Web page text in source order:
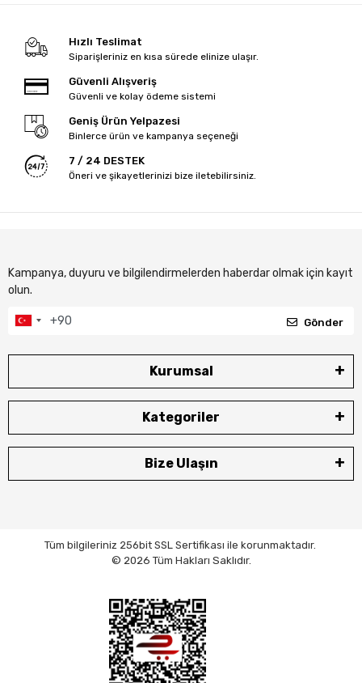
Hızlı Teslimat
Siparişleriniz en kısa sürede elinize ulaşır.
Güvenli Alışveriş
Güvenli ve kolay ödeme sistemi
Geniş Ürün Yelpazesi
Binlerce ürün ve kampanya seçeneği
7 / 24 DESTEK
Öneri ve şikayetlerinizi bize iletebilirsiniz.
Kampanya, duyuru ve bilgilendirmelerden haberdar olmak için kayıt
olun.
Gönder
Kurumsal
Kategoriler
Bize Ulaşın
Tüm bilgileriniz 256bit SSL Sertifikası ile korunmaktadır.
© 2026 Tüm Hakları Saklıdır.